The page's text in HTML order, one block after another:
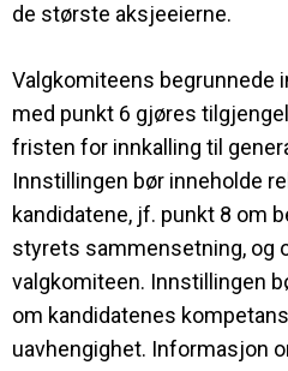
de største aksjeeierne.
Valgkomiteens begrunnede
med punkt 6 gjøres
fristen for innkalling til
Innstillingen bør inneholde
kandidatene, jf. punkt 8 om
styrets sammensetning, og
valgkomiteen. Innstillingen
om kandidatenes
uavhengighet. Informasjon